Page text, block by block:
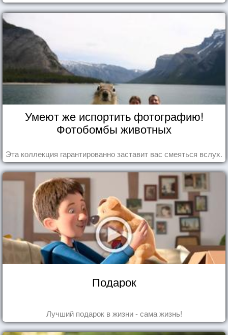
Умеют же испортить фотографию!
Фотобомбы животных
Эта коллекция гарантированно заставит вас смеяться вслух.
Подарок
Лучший подарок в жизни - сама жизнь!